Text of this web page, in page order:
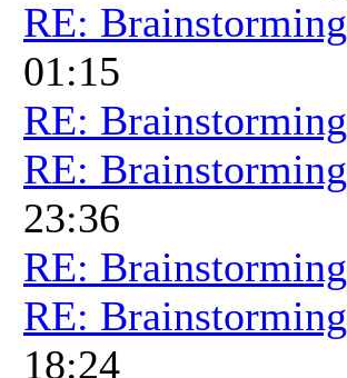
RE: Brainstorming
01:15
RE: Brainstorming
RE: Brainstorming
23:36
RE: Brainstorming
RE: Brainstorming
18:24